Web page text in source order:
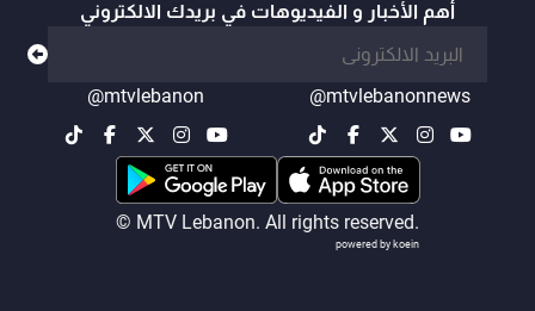
أهم الأخبار و الفيديوهات في بريدك الالكتروني
@mtvlebanonnews
@mtvlebanon
© MTV Lebanon. All rights reserved.
powered by koein